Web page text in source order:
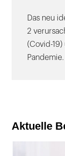
Das neu
2
(Covid-19)
Pandemie.
Aktuelle